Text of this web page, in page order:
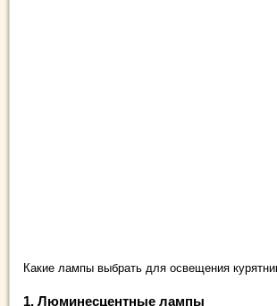
Какие лампы выбрать для освещения
1. Люминесцентные лампы